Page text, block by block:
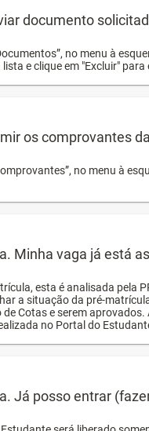
documento
no menu à
e clique em "Excluir"
os comprovantes
no menu à
Minha vaga já está
esta é analisada pela
a situação da pré-
Cotas e serem
no Portal do
Já posso entrar